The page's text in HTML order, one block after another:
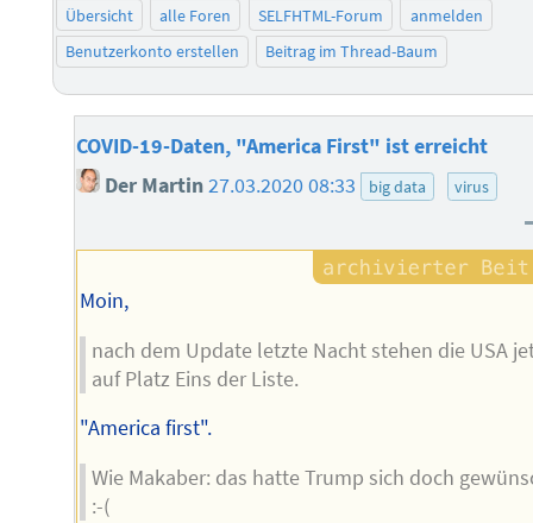
Übersicht alle Foren SELFHTML-Forum
anmelden
Benutzerkonto erstellen
Beitrag im Thread-Baum
COVID-19-Daten, "America First" ist erreicht
Der Martin27.03.2020 08:33 big data virus
Moin,
nach dem Update letzte Nacht stehen die USA
auf Platz Eins der Liste.
"America first".
Wie Makaber: das hatte Trump sich doch
:-(